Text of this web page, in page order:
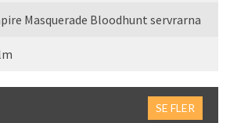
Masquerade Bloodhunt servrarna
SE FLER